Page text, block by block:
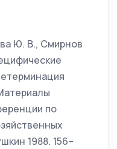
Ю. В., Смирнов
по
1988. 156–